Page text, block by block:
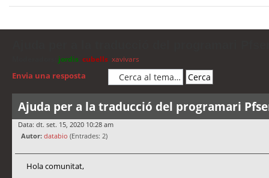
jordis cubells xavivars
Envia una resposta
Ajuda per a la traducció del programari
Data: dt. set. 15, 2020 10:28 am
Autor: databio (Entrades: 2)
Hola comunitat,